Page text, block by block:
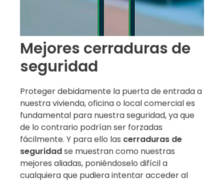
Mejores cerraduras de
seguridad
Proteger debidamente la puerta de entrada a
nuestra vivienda, oficina o local comercial es
fundamental para nuestra seguridad, ya que
de lo contrario podrían ser forzadas
fácilmente. Y para ello las cerraduras de
seguridadse muestran como nuestras
mejores aliadas, poniéndoselo difícil a
cualquiera que pudiera intentar acceder al